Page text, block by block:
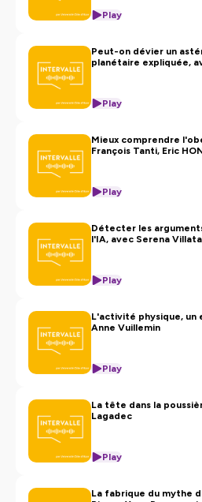
Play
Peut-on dévier un
planétaire expliquée,
Play
Mieux comprendre
François Tanti, Eric
Play
Détecter les
l'IA, avec Serena Villata
Play
L'activité physique, un
Anne Vuillemin
Play
La tête dans la
Lagadec
Play
La fabrique du mythe